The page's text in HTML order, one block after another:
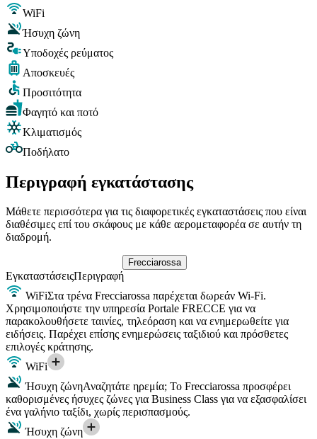
WiFi
Ήσυχη ζώνη
Υποδοχές ρεύματος
Αποσκευές
Προσιτότητα
Φαγητό και ποτό
Κλιματισμός
Ποδήλατο
Περιγραφή εγκατάστασης
Μάθετε περισσότερα για τις διαφορετικές εγκαταστάσεις που είναι
διαθέσιμες επί του σκάφους με κάθε αερομεταφορέα σε αυτήν τη
διαδρομή.
Frecciarossa
ΕγκαταστάσειςΠεριγραφή
WiFiΣτα τρένα Frecciarossa παρέχεται δωρεάν Wi-Fi.
Χρησιμοποιήστε την υπηρεσία Portale FRECCE για να
παρακολουθήσετε ταινίες, τηλεόραση και να ενημερωθείτε για
ειδήσεις. Παρέχει επίσης ενημερώσεις ταξιδιού και πρόσθετες
επιλογές κράτησης.
WiFi
Ήσυχη ζώνηΑναζητάτε ηρεμία; Το Frecciarossa προσφέρει
καθορισμένες ήσυχες ζώνες για Business Class για να εξασφαλίσει
ένα γαλήνιο ταξίδι, χωρίς περισπασμούς.
Ήσυχη ζώνη